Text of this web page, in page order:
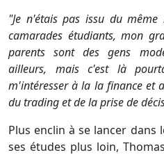
"Je n'étais pas issu du
camarades étudiants, mon
parents sont des gens
ailleurs, mais c'est là
m'intéresser à la la finance et
du trading et de la prise de
Plus enclin à se lancer
ses études plus loin,